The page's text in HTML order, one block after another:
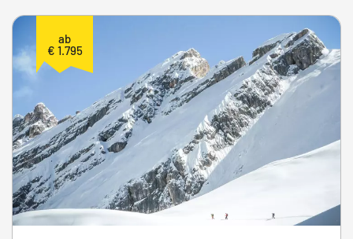
ab
€ 1.795